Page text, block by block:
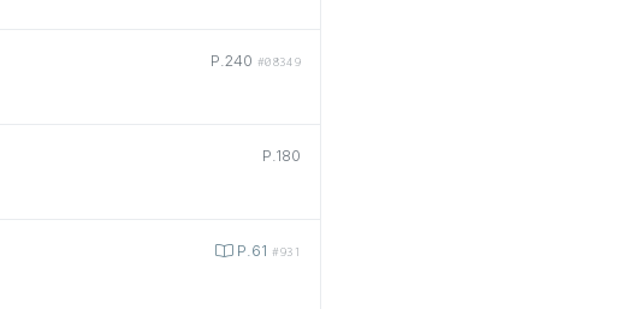
P.240 #08349
P.180
P.61 #931